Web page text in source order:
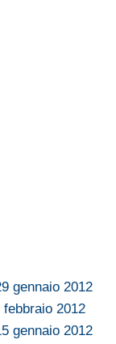
gennaio 2012
2012
gennaio 2012